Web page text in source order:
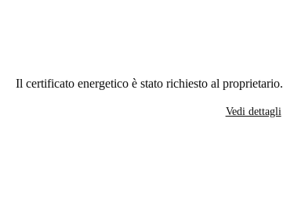
Il certificato energetico è stato richiesto al proprietario.
Vedi dettagli